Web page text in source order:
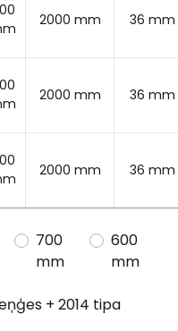
2000 mm 36 mm
2000 mm 36 mm
2000 mm 36 mm
700
mm
600
mm
+ 2014 tipa